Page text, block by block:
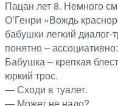
Пацан лет 8. Немного
О’Генри «Вождь
бабушки легкий
понятно – ассоциативно:
Бабушка – крепкая
юркий трос.
— Сходи в туалет.
— Может не надо?